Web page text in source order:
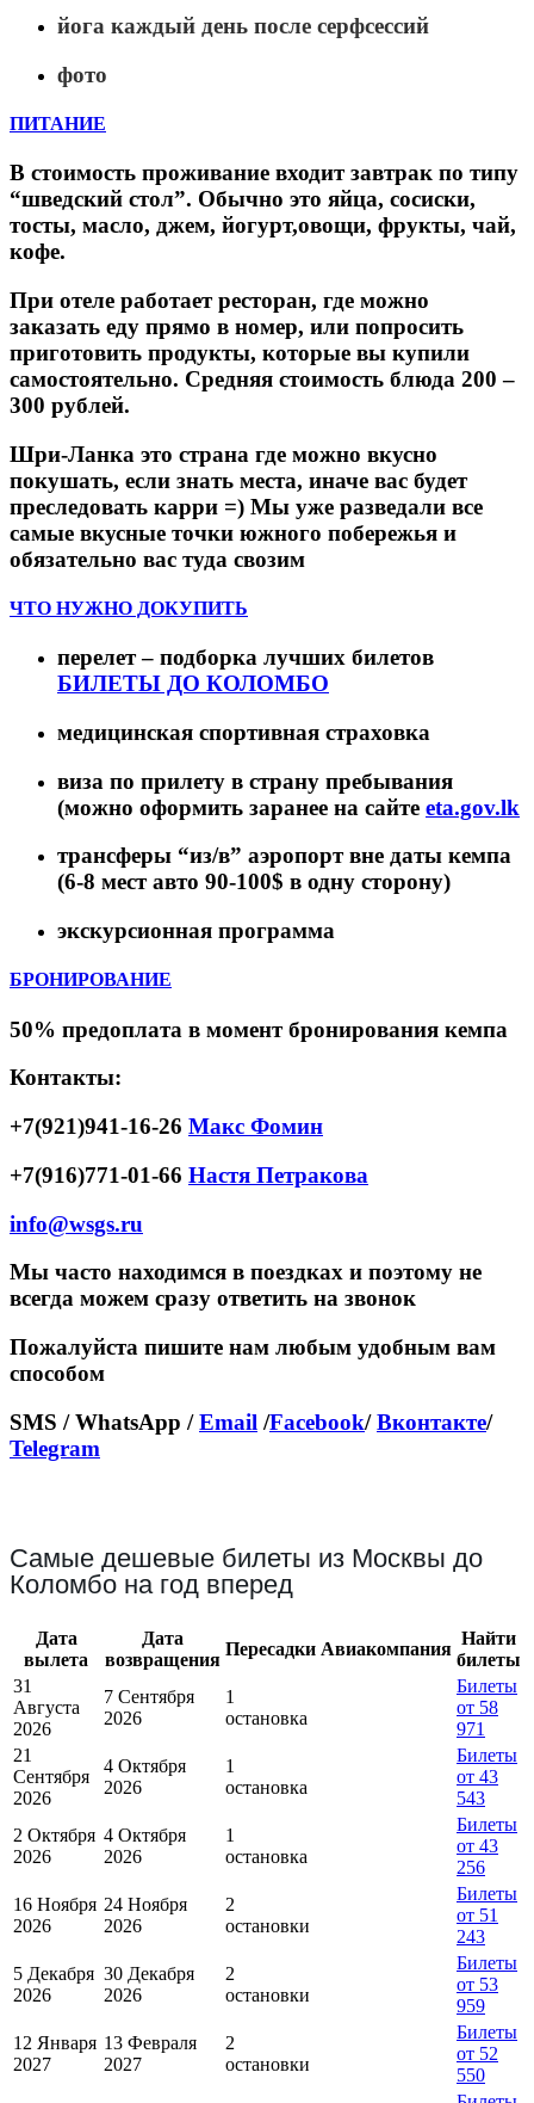
йога каждый день после серфсессий
фото
ПИТАНИЕ
В стоимость проживание входит завтрак по типу
“шведский стол”. Обычно это яйца, сосиски,
тосты, масло, джем, йогурт,овощи, фрукты, чай,
кофе.
При отеле работает ресторан, где можно
заказать еду прямо в номер, или попросить
приготовить продукты, которые вы купили
самостоятельно. Средняя стоимость блюда 200 –
300 рублей.
Шри-Ланка это страна где можно вкусно
покушать, если знать места, иначе вас будет
преследовать карри =) Мы уже разведали все
самые вкусные точки южного побережья и
обязательно вас туда свозим
ЧТО НУЖНО ДОКУПИТЬ
перелет – подборка лучших билетов
БИЛЕТЫ ДО КОЛОМБО
медицинская спортивная страховка
виза по прилету в страну пребывания
(можно оформить заранее на сайте eta.gov.lk
трансферы “из/в” аэропорт вне даты кемпа
(6-8 мест авто 90-100$ в одну сторону)
экскурсионная программа
БРОНИРОВАНИЕ
50% предоплата в момент бронирования кемпа
Контакты:
+7(921)941-16-26 Макс Фомин
+7(916)771-01-66 Настя Петракова
info@wsgs.ru
Мы часто находимся в поездках и поэтому не
всегда можем сразу ответить на звонок
Пожалуйста пишите нам любым удобным вам
способом
SMS / WhatsApp /Email /Facebook/Вконтакте/
Telegram
Самые дешевые билеты из Москвы до
Коломбо на год вперед
Дата
вылета
Дата
возвращения
Пересадки Авиакомпания
Найти
билеты
31
Августа
2026
7 Сентября
2026
1
остановка
Билеты
от 58
971
21
Сентября
2026
4 Октября
2026
1
остановка
Билеты
от 43
543
2 Октября
2026
4 Октября
2026
1
остановка
Билеты
от 43
256
16 Ноября
2026
24 Ноября
2026
2
остановки
Билеты
от 51
243
5 Декабря
2026
30 Декабря
2026
2
остановки
Билеты
от 53
959
12 Января
2027
13 Февраля
2027
2
остановки
Билеты
от 52
550